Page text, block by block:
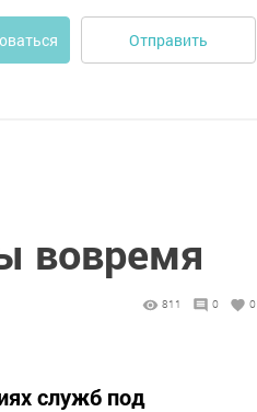
Отправить
вовремя
811 0 0
служб под